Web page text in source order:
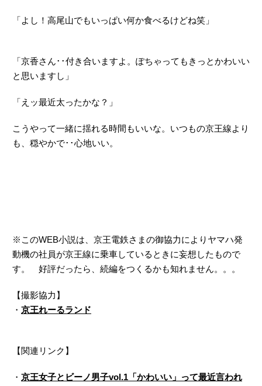
「よし！高尾山でもいっぱい何か食べるけどね笑」
「京香さん･･付き合いますよ。ぽちゃってもきっとかわいい
と思いますし」
「えッ最近太ったかな？」
こうやって一緒に揺れる時間もいいな。いつもの京王線より
も、穏やかで･･心地いい。
※このWEB小説は、京王電鉄さまの御協力によりヤマハ発
動機の社員が京王線に乗車しているときに妄想したもので
す。 好評だったら、続編をつくるかも知れません。。。
【撮影協力】
・ 京王れーるランド
【関連リンク】
・ 京王女子とビーノ男子vol.1「かわいい」って最近言われ